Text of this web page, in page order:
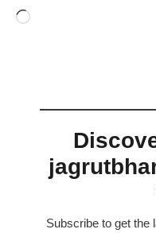
Loading…
Subscribe to get the